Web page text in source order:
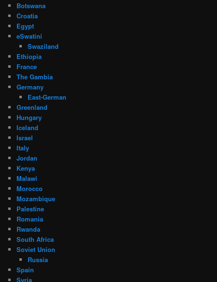
Botswana
Croatia
Egypt
eSwatini
Swaziland
Ethiopia
France
The Gambia
Germany
East-German
Greenland
Hungary
Iceland
Israel
Italy
Jordan
Kenya
Malawi
Morocco
Mozambique
Palestine
Romania
Rwanda
South Africa
Soviet Union
Russia
Spain
Syria